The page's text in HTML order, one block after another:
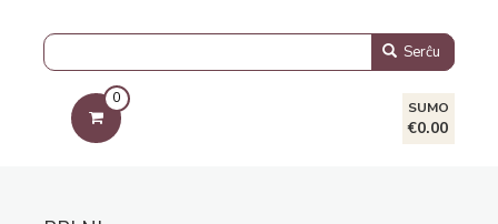
Serĉu
0
SUMO
€0.00